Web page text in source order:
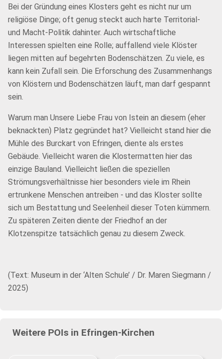
Bei der Gründung eines Klosters geht es nicht nur um
religiöse Dinge; oft genug steckt auch harte Territorial-
und Macht-Politik dahinter. Auch wirtschaftliche
Interessen spielten eine Rolle; auffallend viele Klöster
liegen mitten auf begehrten Bodenschätzen. Zu viele, es
kann kein Zufall sein. Die Erforschung des Zusammenhangs
von Klöstern und Bodenschätzen läuft, man darf gespannt
sein.
Warum man Unsere Liebe Frau von Istein an diesem (eher
beknackten) Platz gegründet hat? Vielleicht stand hier die
Mühle des Burckart von Efringen, diente als erstes
Gebäude. Vielleicht waren die Klostermatten hier das
einzige Bauland. Vielleicht ließen die speziellen
Strömungsverhältnisse hier besonders viele im Rhein
ertrunkene Menschen antreiben - und das Kloster sollte
sich um Bestattung und Seelenheil dieser Toten kümmern.
Zu späteren Zeiten diente der Friedhof an der
Klotzenspitze tatsächlich genau zu diesem Zweck.
(Text: Museum in der ‘Alten Schule’ / Dr. Maren Siegmann /
2025)
Weitere POIs in Efringen-Kirchen